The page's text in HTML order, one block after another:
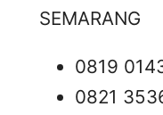
SEMARANG
0819
0821